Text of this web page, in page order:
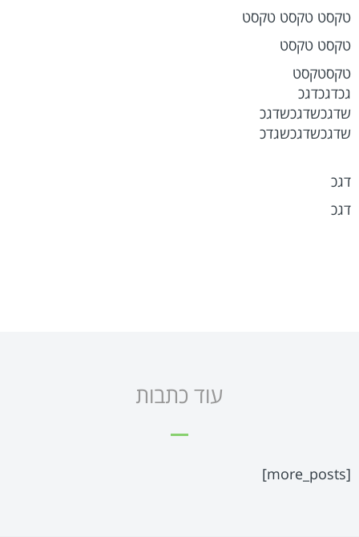
טקסט טקסט טקסט
טקסט טקסט
טקסטקסט
גכדגכדגכ
שדגכשדגכשדגכ
שדגכשדגכשגדכ
דגכ
דגכ
עוד כתבות
[more_posts]